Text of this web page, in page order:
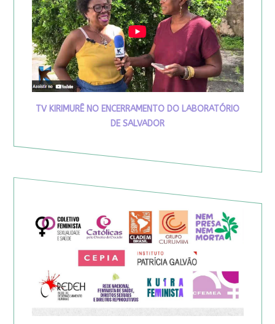
TV KIRIMURÊ NO ENCERRAMENTO DO LABORATÓRIO
DE SALVADOR